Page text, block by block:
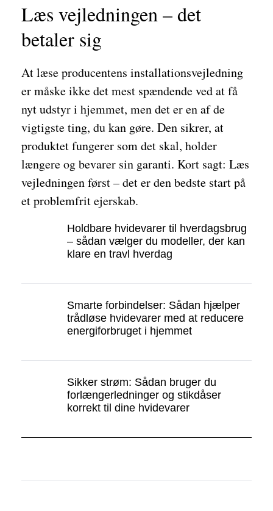
Læs vejledningen – det
betaler sig
At læse producentens installationsvejledning
er måske ikke det mest spændende ved at få
nyt udstyr i hjemmet, men det er en af de
vigtigste ting, du kan gøre. Den sikrer, at
produktet fungerer som det skal, holder
længere og bevarer sin garanti. Kort sagt: Læs
vejledningen først – det er den bedste start på
et problemfrit ejerskab.
Holdbare hvidevarer til hverdagsbrug
– sådan vælger du modeller, der kan
klare en travl hverdag
Smarte forbindelser: Sådan hjælper
trådløse hvidevarer med at reducere
energiforbruget i hjemmet
Sikker strøm: Sådan bruger du
forlængerledninger og stikdåser
korrekt til dine hvidevarer